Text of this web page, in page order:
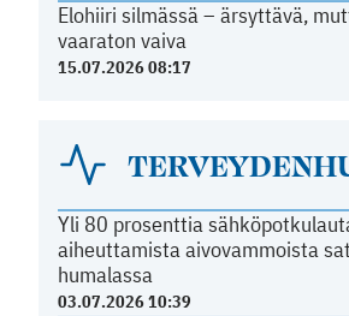
Elohiiri silmässä – ärsyttävä,
vaaraton vaiva
15.07.2026 08:17
Yli 80 prosenttia
aiheuttamista aivovammoista
humalassa
03.07.2026 10:39